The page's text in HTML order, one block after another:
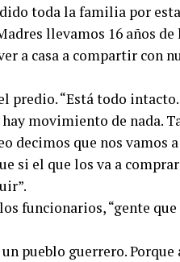
toda la familia por
llevamos 16 años de
a casa a compartir con
predio. “Está todo
movimiento de nada.
decimos que nos vamos
si el que los va a
funcionarios, “gente que
pueblo guerrero. Porque